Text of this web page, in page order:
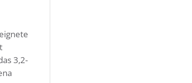
3,2-